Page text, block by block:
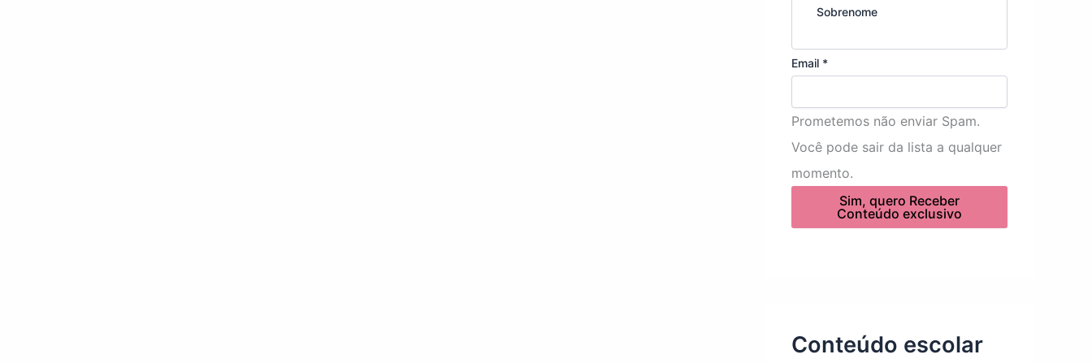
Sobrenome
N
m
e
Email *
Prometemos não enviar Spam.
Você pode sair da lista a qualquer
momento.
Sim, quero Receber
Conteúdo exclusivo
Conteúdo escolar